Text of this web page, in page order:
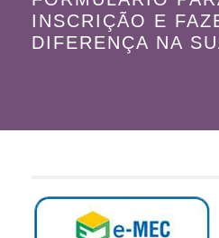
INSCRIÇÃO E
DIFERENÇA NA